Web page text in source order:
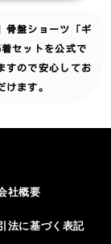
骨盤ショーツ「ギ
セットを公式で
すので安心してお
けます。
社概要
法に基づく表記